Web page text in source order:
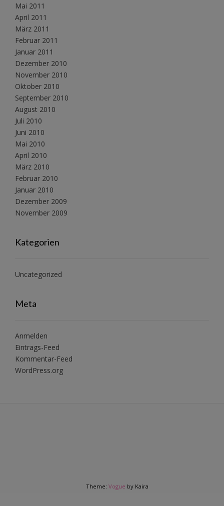
Mai 2011
April 2011
März 2011
Februar 2011
Januar 2011
Dezember 2010
November 2010
Oktober 2010
September 2010
August 2010
Juli 2010
Juni 2010
Mai 2010
April 2010
März 2010
Februar 2010
Januar 2010
Dezember 2009
November 2009
Kategorien
Uncategorized
Meta
Anmelden
Eintrags-Feed
Kommentar-Feed
WordPress.org
Theme: Vogue by Kaira